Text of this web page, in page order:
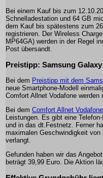
Bei einem Kauf bis zum
Schnelladestation und 64 GB
dem Kauf bis spätestens zum
registrieren. Der Wireless
MP64GA) werden in der Regel
Post übersandt.
Preistipp: Samsung
Bei dem Preistipp mit dem
neue Smartphone-Modell
Comfort Allnet Vodafone werden
Bei dem Comfort Allnet Vodafone
Leistungen. Es gibt eine
und in das dt.Festnetz. Ferner
maximalen Geschwindigkeit
verlangt.
Gefunden haben wir das
beträgt 39,99 Euro. Die Aktion